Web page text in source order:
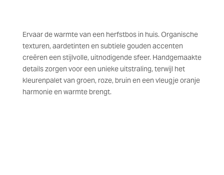
Ervaar de warmte van een herfstbos in huis. Organische
texturen, aardetinten en subtiele gouden accenten
creëren een stijlvolle, uitnodigende sfeer. Handgemaakte
details zorgen voor een unieke uitstraling, terwijl het
kleurenpalet van groen, roze, bruin en een vleugje oranje
harmonie en warmte brengt.